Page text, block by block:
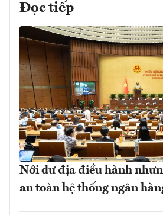
Đọc tiếp
Nới dư địa điều hành
an toàn hệ thống ngân